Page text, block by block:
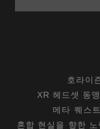
호라이
XR 헤드셋 동
메타 퀘스
혼합 현실을 향한